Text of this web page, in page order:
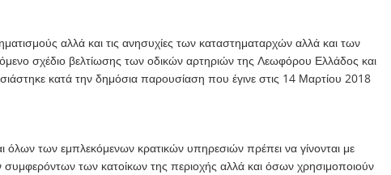
αλλά και τις ανησυχίες των καταστηματαρχών αλλά και των
σχέδιο βελτίωσης των οδικών αρτηριών της Λεωφόρου Ελλάδος και
κατά την δημόσια παρουσίαση που έγινε στις 14 Μαρτίου 2018
όλων των εμπλεκόμενων κρατικών υπηρεσιών πρέπει να γίνονται με
των κατοίκων της περιοχής αλλά και όσων χρησιμοποιούν